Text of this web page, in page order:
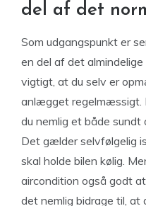
del af det
Som udgangspunkt er
en del af det
vigtigt, at du selv er
anlægget regelmæssigt.
du nemlig et både sundt
Det gælder selvfølgelig
skal holde bilen kølig.
aircondition også godt
det nemlig bidrage til, at